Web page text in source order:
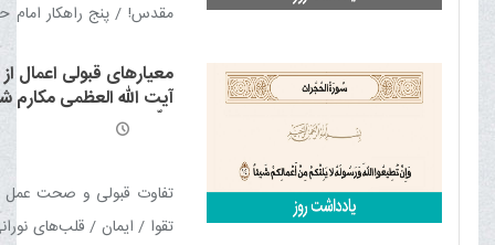
مقدس! / پنج راهکار امام
السلام برای مرد گناه کار /
و خودنمایی / ثواب یک
وسیله تا هدف / کاری
جزای کسی که صدای یاری
السلام را بشنود و بها
معیارهای قبولی اعمال
آیت الله العظمی مکارم
ظلّه العالی
تفاوت قبولی و صحت
تقوا / ایمان / قلب‌های